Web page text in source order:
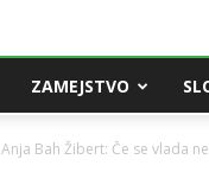
ZAMEJSTVO
Anja Bah Žibert: Če se vlada